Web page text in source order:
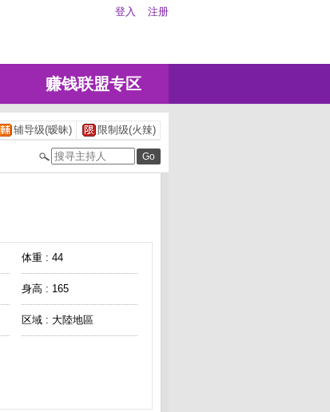
登入 注册
赚钱联盟专区
辅导级(暧昧) 限制级(火辣)
体重 : 44
身高 : 165
区域 : 大陸地區